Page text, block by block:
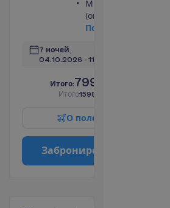
Мини-бар
(оплачивается)
По
7 ночей,
04.10.2026 - 11.10.2026
Итого:799.00
Итого1598.00
О поле
Заброниро